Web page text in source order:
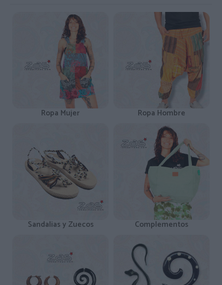
Ropa Mujer Ropa Hombre
Sandalias y Zuecos Complementos